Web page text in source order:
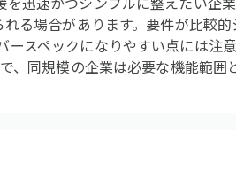
る場合があります。要件が比較
スペックになりやすい点には注
、同規模の企業は必要な機能範囲